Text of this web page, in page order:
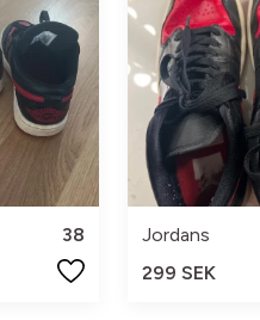
38
Jordans
299 SEK